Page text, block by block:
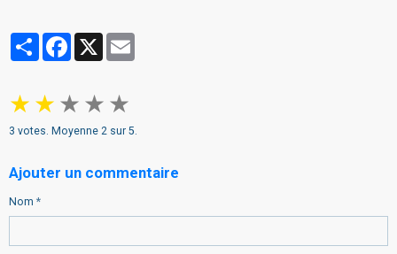
PartagerFacebook
★ ★ ★ ★ ★
3 votes. Moyenne 2 sur 5.
Ajouter un commentaire
Nom